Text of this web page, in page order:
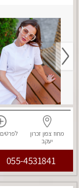
מחוז צפון זכרון
יעקב
לפרטים
055-4531841